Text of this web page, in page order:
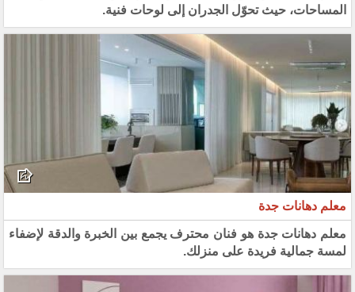
المساحات، حيث تحوّل الجدران إلى لوحات فنية.
معلم دهانات جدة
معلم دهانات جدة هو فنان محترف يجمع بين الخبرة والدقة لإضفاء
لمسة جمالية فريدة على منزلك.